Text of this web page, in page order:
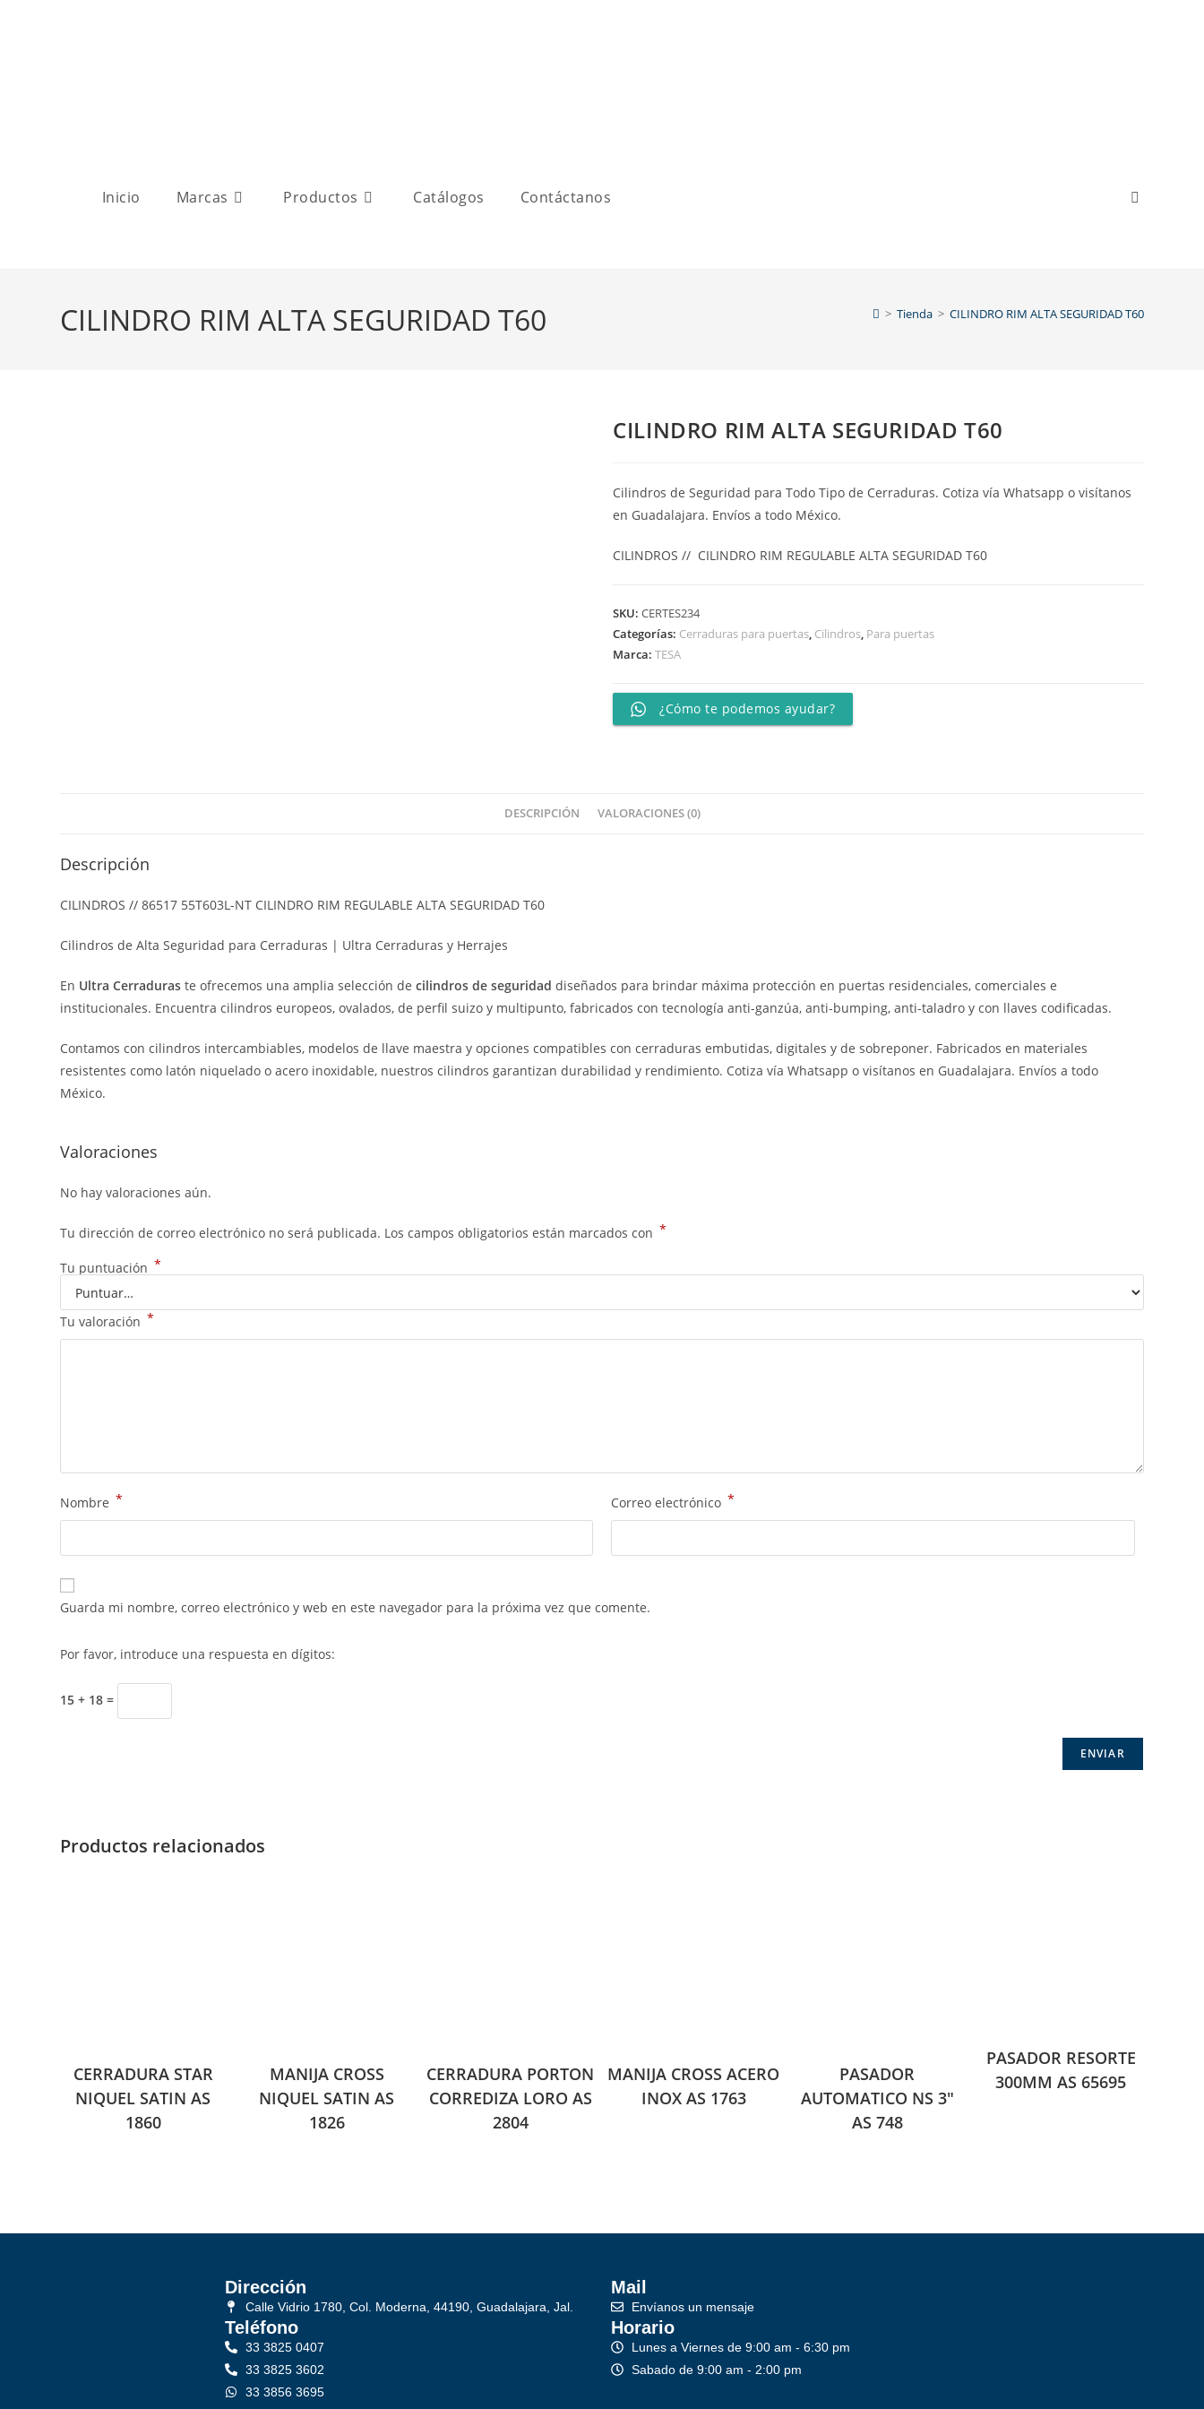
Inicio Marcas Productos Catálogos Contáctanos
CILINDRO RIM ALTA SEGURIDAD T60 > Tienda > CILINDRO RIM ALTA SEGURIDAD T60
CILINDRO RIM ALTA SEGURIDAD T60
Cilindros de Seguridad para Todo Tipo de Cerraduras. Cotiza vía Whatsapp o visítanos
en Guadalajara. Envíos a todo México.
CILINDROS // CILINDRO RIM REGULABLE ALTA SEGURIDAD T60
SKU:CERTES234
Categorías: Cerraduras para puertas, Cilindros, Para puertas
Marca:TESA
¿Cómo te podemos ayudar?
DESCRIPCIÓN VALORACIONES (0)
Descripción
CILINDROS // 86517 55T603L-NT CILINDRO RIM REGULABLE ALTA SEGURIDAD T60
Cilindros de Alta Seguridad para Cerraduras | Ultra Cerraduras y Herrajes
En Ultra Cerraduras te ofrecemos una amplia selección decilindros de seguridad diseñados para brindar máxima protección en puertas residenciales, comerciales e
institucionales. Encuentra cilindros europeos, ovalados, de perfil suizo y multipunto, fabricados con tecnología anti-ganzúa, anti-bumping, anti-taladro y con llaves codificadas.
Contamos con cilindros intercambiables, modelos de llave maestra y opciones compatibles con cerraduras embutidas, digitales y de sobreponer. Fabricados en materiales
resistentes como latón niquelado o acero inoxidable, nuestros cilindros garantizan durabilidad y rendimiento. Cotiza vía Whatsapp o visítanos en Guadalajara. Envíos a todo
México.
Valoraciones
No hay valoraciones aún.
Tu dirección de correo electrónico no será publicada. Los campos obligatorios están marcados con *
Tu puntuación *
Tu valoración *
Nombre * Correo electrónico *
Guarda mi nombre, correo electrónico y web en este navegador para la próxima vez que comente.
Por favor, introduce una respuesta en dígitos:
15 + 18 =
Productos relacionados
CERRADURA STAR
NIQUEL SATIN AS
1860
MANIJA CROSS
NIQUEL SATIN AS
1826
CERRADURA PORTON
CORREDIZA LORO AS
2804
MANIJA CROSS ACERO
INOX AS 1763
PASADOR
AUTOMATICO NS 3″
AS 748
PASADOR RESORTE
300MM AS 65695
Dirección
Calle Vidrio 1780, Col. Moderna, 44190, Guadalajara, Jal.
Teléfono
33 3825 0407
33 3825 3602
33 3856 3695
Mail
Envíanos un mensaje
Horario
Lunes a Viernes de 9:00 am - 6:30 pm
Sabado de 9:00 am - 2:00 pm